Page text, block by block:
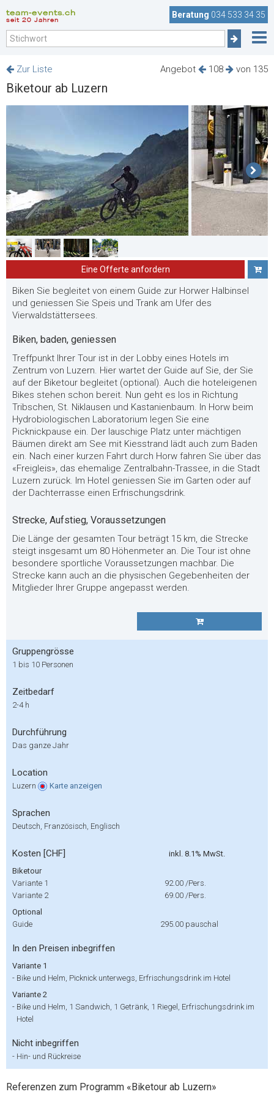
team-events.ch
seit 20 Jahren
Beratung 034 533 34 35
Angebot 108 von 135
Zur Liste
Biketour ab Luzern
Eine Offerte anfordern
Biken Sie begleitet von einem Guide zur Horwer Halbinsel
und geniessen Sie Speis und Trank am Ufer des
Vierwaldstättersees.
Biken, baden, geniessen
Treffpunkt Ihrer Tour ist in der Lobby eines Hotels im
Zentrum von Luzern. Hier wartet der Guide auf Sie, der Sie
auf der Biketour begleitet (optional). Auch die hoteleigenen
Bikes stehen schon bereit. Nun geht es los in Richtung
Tribschen, St. Niklausen und Kastanienbaum. In Horw beim
Hydrobiologischen Laboratorium legen Sie eine
Picknickpause ein. Der lauschige Platz unter mächtigen
Bäumen direkt am See mit Kiesstrand lädt auch zum Baden
ein. Nach einer kurzen Fahrt durch Horw fahren Sie über das
«Freigleis», das ehemalige Zentralbahn-Trassee, in die Stadt
Luzern zurück. Im Hotel geniessen Sie im Garten oder auf
der Dachterrasse einen Erfrischungsdrink.
Strecke, Aufstieg, Voraussetzungen
Die Länge der gesamten Tour beträgt 15 km, die Strecke
steigt insgesamt um 80 Höhenmeter an. Die Tour ist ohne
besondere sportliche Voraussetzungen machbar. Die
Strecke kann auch an die physischen Gegebenheiten der
Mitglieder Ihrer Gruppe angepasst werden.
Gruppengrösse
1 bis 10 Personen
Zeitbedarf
2-4 h
Durchführung
Das ganze Jahr
Location
Luzern Karte anzeigen
Sprachen
Deutsch, Französisch, Englisch
Kosten [CHF]
inkl. 8.1% MwSt.
Biketour
Variante 1
92.00 /Pers.
Variante 2
69.00 /Pers.
Optional
Guide
295.00 pauschal
In den Preisen inbegriffen
Variante 1
- Bike und Helm, Picknick unterwegs, Erfrischungsdrink im Hotel
Variante 2
- Bike und Helm, 1 Sandwich, 1 Getränk, 1 Riegel, Erfrischungsdrink im
Hotel
Nicht inbegriffen
- Hin- und Rückreise
Referenzen zum Programm «Biketour ab Luzern»